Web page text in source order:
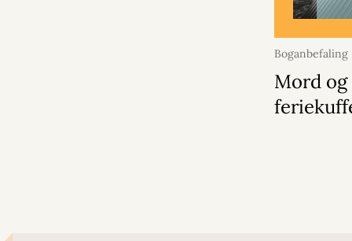
Boganbefaling
Mord